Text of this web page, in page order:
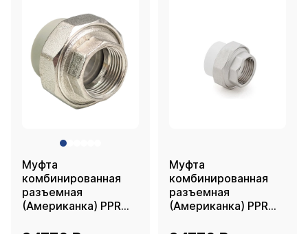
Муфта
комбинированная
разъемная
(Американка) PPR
Муфта
комбинированная
разъемная
(Американка) PPR